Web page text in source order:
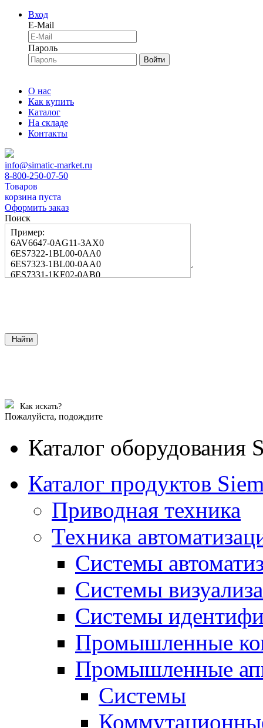
Вход
E-Mail
Пароль
Войти
О нас
Как купить
Каталог
На складе
Контакты
info@simatic-market.ru
8-800-250-07-50
Товаров
корзина пуста
Оформить заказ
Поиск
Пример:
6AV6647-0AG11-3AX0
6ES7322-1BL00-0AA0
6ES7323-1BL00-0AA0
6ES7331-1KF02-0AB0
Найти
Как искать?
Пожалуйста, подождите
Каталог оборудования
Каталог продуктов
Приводная техника
Техника
Системы
Системы
Системы
Промышленные
Промышленные
Системы